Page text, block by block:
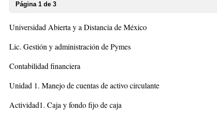
Página 1 de 3
Universidad Abierta y a Distancia de México
Lic. Gestión y administración de Pymes
Contabilidad financiera
Unidad 1. Manejo de cuentas de activo circulante
Actividad1. Caja y fondo fijo de caja